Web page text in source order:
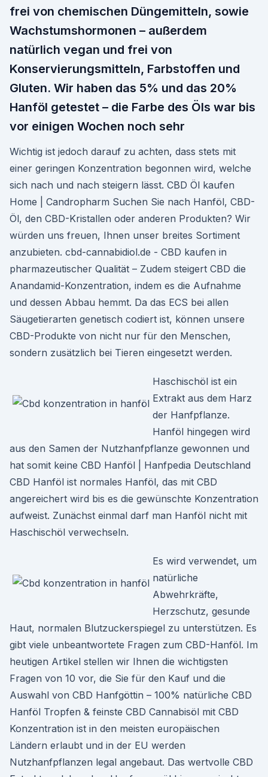
frei von chemischen Düngemitteln, sowie
Wachstumshormonen – außerdem
natürlich vegan und frei von
Konservierungsmitteln, Farbstoffen und
Gluten. Wir haben das 5% und das 20%
Hanföl getestet – die Farbe des Öls war bis
vor einigen Wochen noch sehr
Wichtig ist jedoch darauf zu achten, dass stets mit
einer geringen Konzentration begonnen wird, welche
sich nach und nach steigern lässt. CBD Öl kaufen
Home | Candropharm Suchen Sie nach Hanföl, CBD-
Öl, den CBD-Kristallen oder anderen Produkten? Wir
würden uns freuen, Ihnen unser breites Sortiment
anzubieten. cbd-cannabidiol.de - CBD kaufen in
pharmazeutischer Qualität – Zudem steigert CBD die
Anandamid-Konzentration, indem es die Aufnahme
und dessen Abbau hemmt. Da das ECS bei allen
Säugetierarten genetisch codiert ist, können unsere
CBD-Produkte von nicht nur für den Menschen,
sondern zusätzlich bei Tieren eingesetzt werden.
Haschischöl ist ein
Extrakt aus dem Harz
der Hanfpflanze.
Hanföl hingegen wird
aus den Samen der Nutzhanfpflanze gewonnen und
hat somit keine CBD Hanföl | Hanfpedia Deutschland
CBD Hanföl ist normales Hanföl, das mit CBD
angereichert wird bis es die gewünschte Konzentration
aufweist. Zunächst einmal darf man Hanföl nicht mit
Haschischöl verwechseln.
Es wird verwendet, um
natürliche
Abwehrkräfte,
Herzschutz, gesunde
Haut, normalen Blutzuckerspiegel zu unterstützen. Es
gibt viele unbeantwortete Fragen zum CBD-Hanföl. Im
heutigen Artikel stellen wir Ihnen die wichtigsten
Fragen von 10 vor, die Sie für den Kauf und die
Auswahl von CBD Hanfgöttin – 100% natürliche CBD
Hanföl Tropfen & feinste CBD Cannabisöl mit CBD
Konzentration ist in den meisten europäischen
Ländern erlaubt und in der EU werden
Nutzhanfpflanzen legal angebaut. Das wertvolle CBD